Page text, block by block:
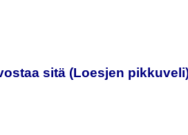
sitä (Loesjen